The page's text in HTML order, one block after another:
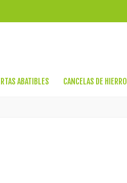
ABATIBLES CANCELAS DE HIERRO